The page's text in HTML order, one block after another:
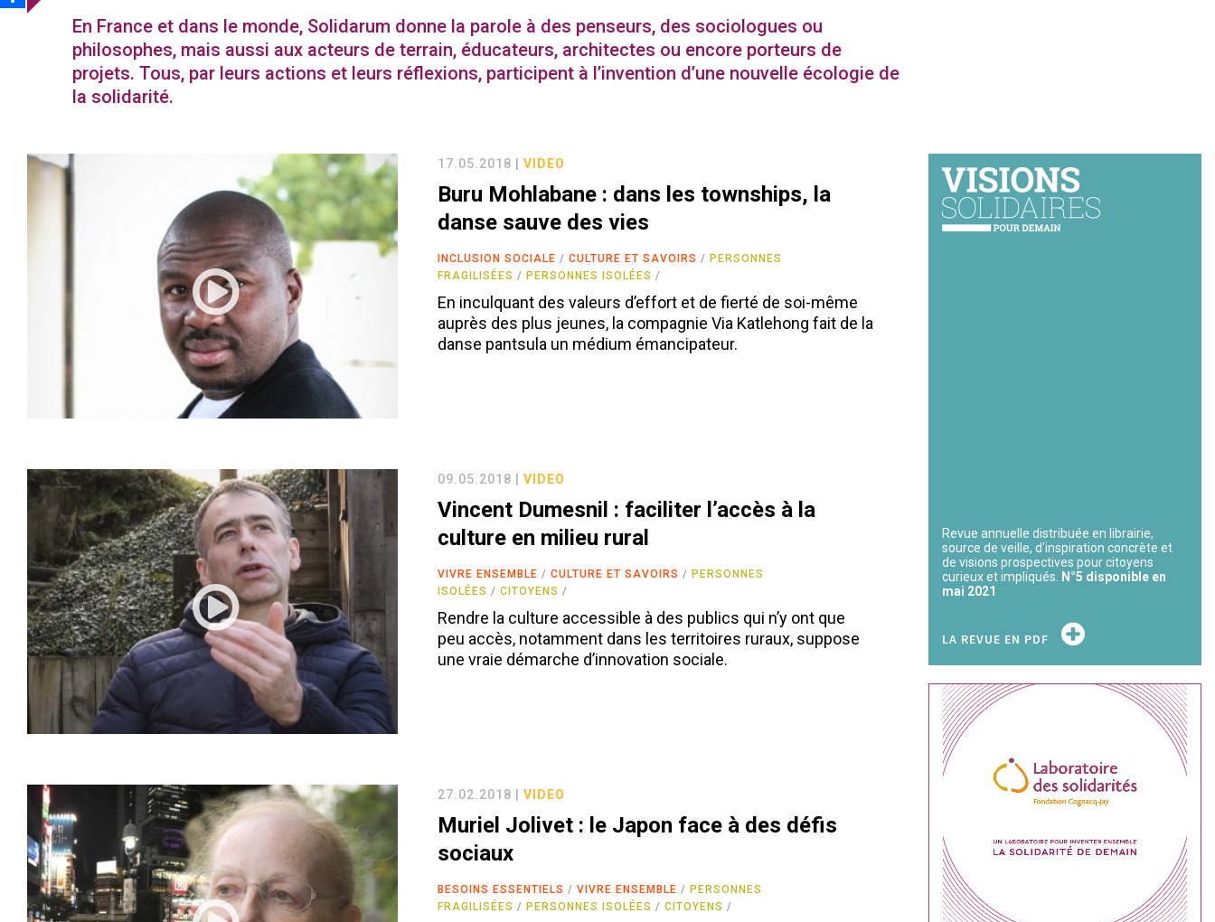
En France et dans le monde, Solidarum donne la parole à des penseurs, des sociologues ou
philosophes, mais aussi aux acteurs de terrain, éducateurs, architectes ou encore porteurs de
projets. Tous, par leurs actions et leurs réflexions, participent à l’invention d’une nouvelle écologie de
la solidarité.
17.05.2018 |VIDEO
Buru Mohlabane : dans les townships, la
danse sauve des vies
INCLUSION SOCIALE CULTURE ET SAVOIRS
PERSONNES
FRAGILISÉES
PERSONNES ISOLÉES
En inculquant des valeurs d’effort et de fierté de soi-même
auprès des plus jeunes, la compagnie Via Katlehong fait de la
danse pantsula un médium émancipateur.
09.05.2018 |VIDEO
Vincent Dumesnil : faciliter l’accès à la
culture en milieu rural
VIVRE ENSEMBLE CULTURE ET SAVOIRS
PERSONNES
ISOLÉES
CITOYENS
Rendre la culture accessible à des publics qui n’y ont que
peu accès, notamment dans les territoires ruraux, suppose
une vraie démarche d’innovation sociale.
27.02.2018 |VIDEO
Muriel Jolivet : le Japon face à des défis
sociaux
BESOINS ESSENTIELS VIVRE ENSEMBLE
PERSONNES
FRAGILISÉES
PERSONNES ISOLÉES CITOYENS
Revue annuelle distribuée en librairie,
source de veille, d'inspiration concrète et
de visions prospectives pour citoyens
curieux et impliqués.
N°5 disponible en
mai 2021
LA REVUE EN PDF